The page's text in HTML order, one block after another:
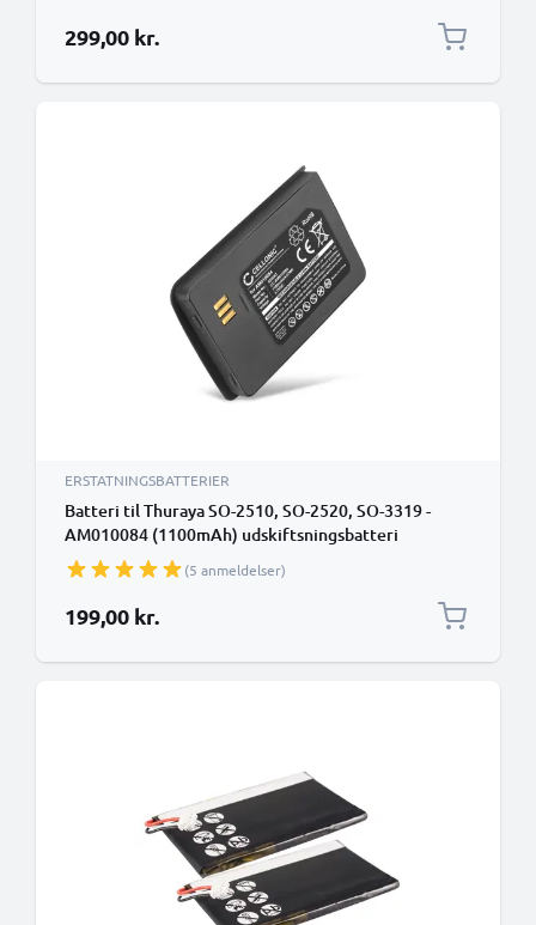
299,00 kr.
ERSTATNINGSBATTERIER
Batteri til Thuraya SO-2510, SO-2520, SO-3319 -
AM010084 (1100mAh) udskiftsningsbatteri
(5 anmeldelser)
199,00 kr.